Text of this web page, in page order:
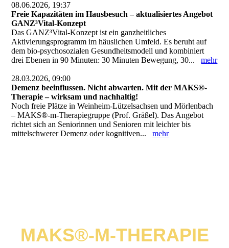
08.06.2026, 19:37
Freie Kapazitäten im Hausbesuch – aktualisiertes Angebot
GANZ³Vital-Konzept
Das GANZ³Vital-Konzept ist ein ganzheitliches
Aktivierungsprogramm im häuslichen Umfeld. Es beruht auf
dem bio-psychosozialen Gesundheitsmodell und kombiniert
drei Ebenen in 90 Minuten: 30 Minuten Bewegung, 30...mehr
28.03.2026, 09:00
Demenz beeinflussen. Nicht abwarten. Mit der MAKS®-
Therapie – wirksam und nachhaltig!
Noch freie Plätze in Weinheim-Lützelsachsen und Mörlenbach
– MAKS®-m-Therapiegruppe (Prof. Gräßel). Das Angebot
richtet sich an Seniorinnen und Senioren mit leichter bis
mittelschwerer Demenz oder kognitiven...mehr
MAKS®-M-THERAPIE